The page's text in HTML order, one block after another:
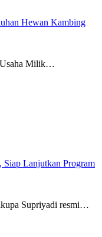
Hewan Kambing
Usaha Milik…
Siap Lanjutkan Program
Supriyadi resmi…